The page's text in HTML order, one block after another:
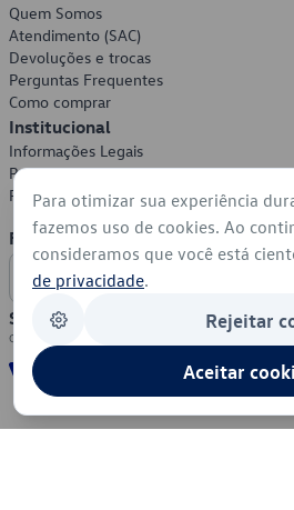
Quem Somos
Atendimento (SAC)
Devoluções e trocas
Perguntas Frequentes
Como comprar
Institucional
Informações Legais
Política de Privacidade
Política de Cookies
Formas de Pagamento
Segurança
Para otimizar sua experiência
fazemos uso de cookies. Ao
consideramos que você está
de privacidade.
Rejeitar
Aceitar